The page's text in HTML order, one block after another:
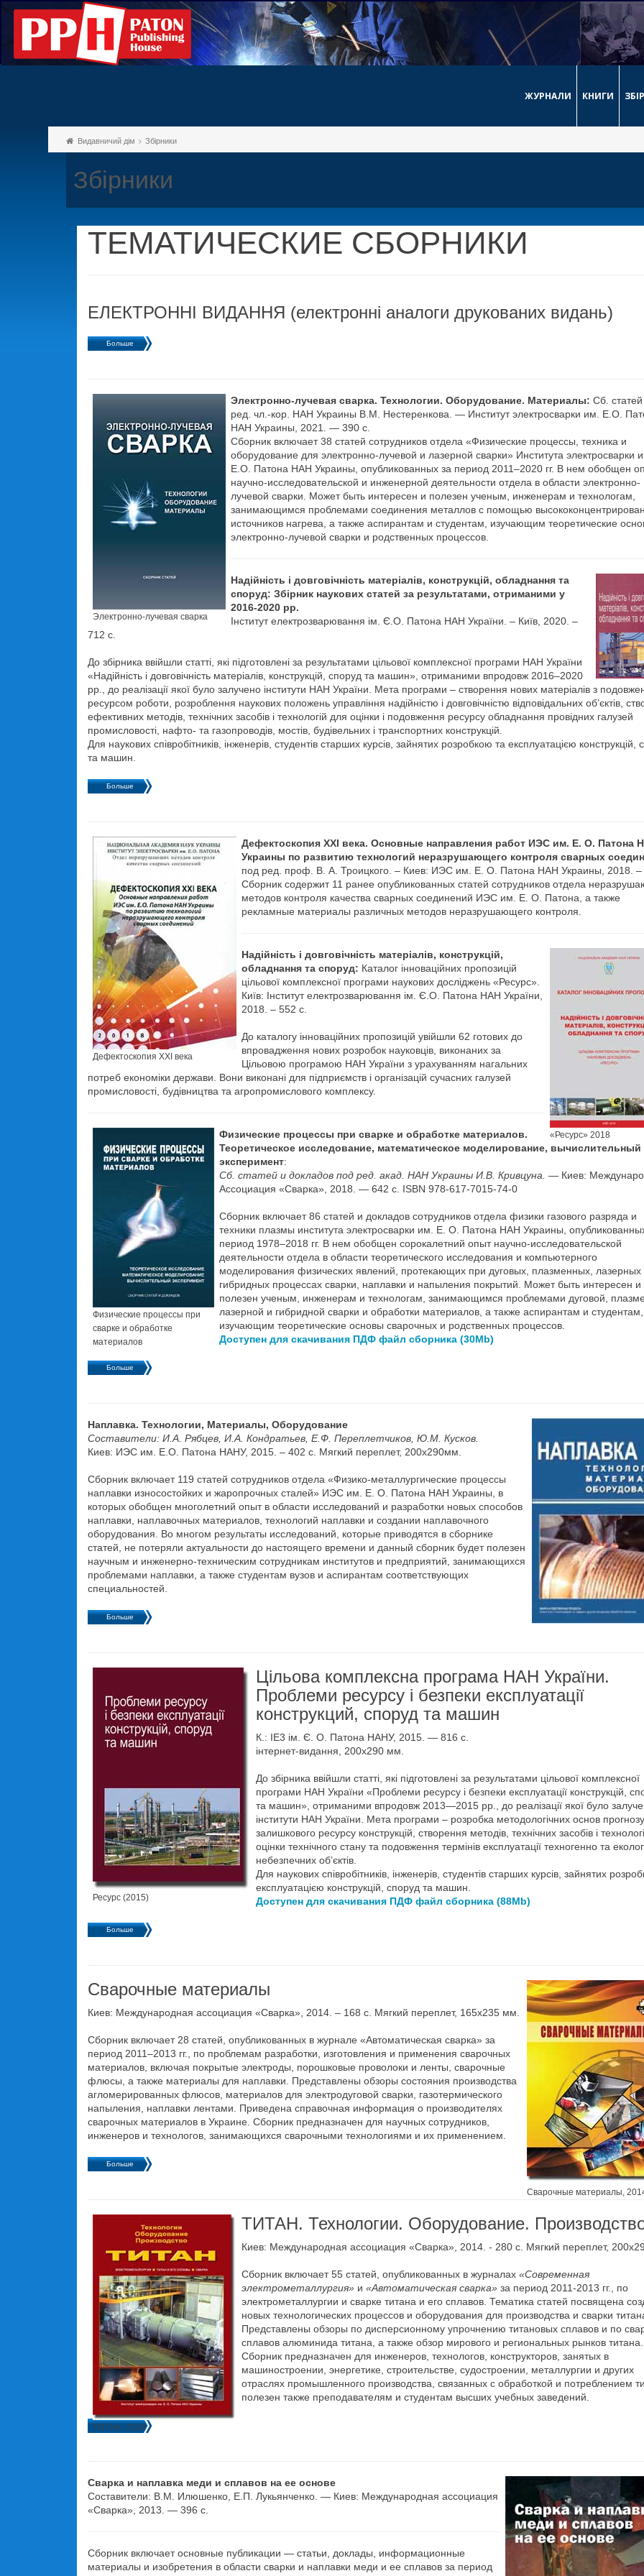
ЖУРНАЛИ КНИГИ
Видавничий дім Збірники
Збірники
ТЕМАТИЧЕСКИЕ СБОРНИКИ
ЕЛЕКТРОННІ ВИДАННЯ (електронні аналоги друкованих видань)
Больше
Электронно-лучевая сварка
Электронно-лучевая сварка. Технологии. Оборудование. Материалы: Сб.
ред. чл.-кор. НАН Украины В.М. Нестеренкова. — Институт электросварки им. Е.О.
НАН Украины, 2021. — 390 с.
Сборник включает 38 статей сотрудников отдела «Физические процессы, техника и
оборудование для электронно-лучевой и лазерной сварки» Института электросварки
Е.О. Патона НАН Украины, опубликованных за период 2011–2020 гг. В нем обобщен
научно-исследовательской и инженерной деятельности отдела в области электронно-
лучевой сварки. Может быть интересен и полезен ученым, инженерам и технологам,
занимающимся проблемами соединения металлов с помощью
источников нагрева, а также аспирантам и студентам, изучающим теоретические
электронно-лучевой сварки и родственных процессов.
Надійність і довговічність матеріалів, конструкцій, обладнання та
споруд: Збірник наукових статей за результатами, отриманими у
2016-2020 рр.
Інститут електрозварювання ім. Є.О. Патона НАН України. – Київ, 2020. –
712 с.
До збірника ввійшли статті, які підготовлені за результатами цільової комплексної програми НАН України
«Надійність і довговічність матеріалів, конструкцій, споруд та машин», отриманими впродовж 2016–2020
рр., до реалізації якої було залучено інститути НАН України. Мета програми – створення нових матеріалів з
ресурсом роботи, розроблення наукових положень управління надійністю і довговічністю відповідальних об’єктів,
ефективних методів, технічних засобів і технологій для оцінки і подовження ресурсу обладнання провідних галузей
промисловості, нафто- та газопроводів, мостів, будівельних і транспортних конструкцій.
Для наукових співробітників, інженерів, студентів старших курсів, зайнятих розробкою та експлуатацією конструкцій,
та машин.
Больше
Дефектоскопия XXI века
Дефектоскопия XXI века. Основные направления работ ИЭС им. Е. О. Патона
Украины по развитию технологий неразрушающего контроля сварных
под ред. проф. В. А. Троицкого. – Киев: ИЭС им. Е. О. Патона НАН Украины, 2018. –
Сборник содержит 11 ранее опубликованных статей сотрудников отдела
методов контроля качества сварных соединений ИЭС им. Е. О. Патона, а также
рекламные материалы различных методов неразрушающего контроля.
«Ресурс» 2018
Надійність і довговічність матеріалів, конструкцій,
обладнання та споруд: Каталог інноваційних пропозицій
цільової комплексної програми наукових досліджень «Ресурс».
Київ: Інститут електрозварювання ім. Є.О. Патона НАН України,
2018. – 552 с.
До каталогу інноваційних пропозицій увійшли 62 готових до
впровадження нових розробок науковців, виконаних за
Цільовою програмою НАН України з урахуванням нагальних
потреб економіки держави. Вони виконані для підприємств і організацій сучасних галузей
промисловості, будівництва та агропромислового комплексу.
Физические процессы при
сварке и обработке
материалов
Физические процессы при сварке и обработке материалов.
Теоретическое исследование, математическое моделирование, вычислительный
эксперимент:
Сб. статей и докладов под ред. акад. НАН Украины И.В. Кривцуна. — Киев:
Ассоциация «Сварка», 2018. — 642 с. ISBN 978-617-7015-74-0
Сборник включает 86 статей и докладов сотрудников отдела физики газового разряда и
техники плазмы института электросварки им. Е. О. Патона НАН Украины,
период 1978–2018 гг. В нем обобщен сорокалетний опыт научно-исследовательской
деятельности отдела в области теоретического исследования и компьютерного
моделирования физических явлений, протекающих при дуговых, плазменных, лазерных
гибридных процессах сварки, наплавки и напыления покрытий. Может быть интересен и
полезен ученым, инженерам и технологам, занимающимся проблемами дуговой,
лазерной и гибридной сварки и обработки материалов, а также аспирантам и студентам,
изучающим теоретические основы сварочных и родственных процессов.
Доступен для скачивания ПДФ файл сборника (30Mb)
Больше
Наплавка. Технологии, Материалы, Оборудование
Составители: И.А. Рябцев, И.А. Кондратьев, Е.Ф. Переплетчиков, Ю.М. Кусков.
Киев: ИЭС им. Е.О. Патона НАНУ, 2015. – 402 с. Мягкий переплет, 200х290мм.
Сборник включает 119 статей сотрудников отдела «Физико-металлургические процессы
наплавки износостойких и жаропрочных сталей» ИЭС им. Е. О. Патона НАН Украины, в
которых обобщен многолетний опыт в области исследований и разработки новых способов
наплавки, наплавочных материалов, технологий наплавки и создании наплавочного
оборудования. Во многом результаты исследований, которые приводятся в сборнике
статей, не потеряли актуальности до настоящего времени и данный сборник будет полезен
научным и инженерно-техническим сотрудникам институтов и предприятий, занимающихся
проблемами наплавки, а также студентам вузов и аспирантам соответствующих
специальностей.
Больше
Ресурс (2015)
Цільова комплексна програма НАН України.
Проблеми ресурсу i безпеки експлуатації
конструкций, споруд та машин
К.: IE3 ім. Є. О. Патона НАНУ, 2015. — 816 с.
інтернет-видання, 200x290 мм.
До збірника ввійшли статті, які підготовлені за результатами цільової комплексної
програми НАН України «Проблеми ресурсу і безпеки експлуатації конструкцій,
та машин», отриманими впродовж 2013—2015 рр., до реалізації якої було
інститути НАН України. Мета програми – розробка методологічних основ
залишкового ресурсу конструкцій, створення методів, технічних засобів і
оцінки технічного стану та подовження термінів експлуатації техногенно та
небезпечних об’єктів.
Для наукових співробітників, інженерів, студентів старших курсів, зайнятих
експлуатацією конструкцій, споруд та машин.
Доступен для скачивания ПДФ файл сборника (88Mb)
Больше
Сварочные материалы,
Сварочные материалы
Киев: Международная ассоциация «Сварка», 2014. – 168 с. Мягкий переплет, 165х235 мм.
Сборник включает 28 статей, опубликованных в журнале «Автоматическая сварка» за
период 2011–2013 гг., по проблемам разработки, изготовления и применения сварочных
материалов, включая покрытые электроды, порошковые проволоки и ленты, сварочные
флюсы, а также материалы для наплавки. Представлены обзоры состояния производства
агломерированных флюсов, материалов для электродуговой сварки, газотермического
напыления, наплавки лентами. Приведена справочная информация о производителях
сварочных материалов в Украине. Сборник предназначен для научных сотрудников,
инженеров и технологов, занимающихся сварочными технологиями и их применением.
Больше
ТИТАН. 2014
ТИТАН. Технологии. Оборудование.
Киев: Международная ассоциация «Сварка», 2014. - 280 с. Мягкий переплет,
Сборник включает 55 статей, опубликованных в журналах «Современная
электрометаллургия» и «Автоматическая сварка» за период 2011-2013 гг., по
электрометаллургии и сварке титана и его сплавов. Тематика статей посвящена
новых технологических процессов и оборудования для производства и сварки
Представлены обзоры по дисперсионному упрочнению титановых сплавов и по
сплавов алюминида титана, а также обзор мирового и региональных рынков титана.
Сборник предназначен для инженеров, технологов, конструкторов, занятых в
машиностроении, энергетике, строительстве, судостроении, металлургии и других
отраслях промышленного производства, связанных с обработкой и потреблением
полезен также преподавателям и студентам высших учебных заведений.
Сварка и наплавка меди и сплавов на ее основе
Составители: В.М. Илюшенко, Е.П. Лукьянченко. — Киев: Международная ассоциация
«Сварка», 2013. — 396 с.
Сборник включает основные публикации — статьи, доклады, информационные
материалы и изобретения в области сварки и наплавки меди и ее сплавов за период